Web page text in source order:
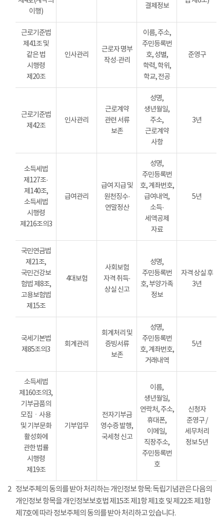
이행)
결제정보
근로기준법
제41조 및
같은 법
시행령
제20조
인사관리
근로자 명부
작성·관리
이름, 주소,
주민등록번
호, 성별,
학력, 학위,
학교, 전공
준영구
근로기준법
제42조
인사관리
근로계약
관련 서류
보존
성명,
생년월일,
주소,
근로계약
사항
3년
소득세법
제127조·
제140조,
소득세법
시행령
제216조의3
급여관리
급여 지급 및
원천징수·
연말정산
성명,
주민등록번
호, 계좌번호,
급여내역,
소득·
세액공제
자료
5년
국민연금법
제21조,
국민건강보
험법 제8조,
고용보험법
제15조
4대보험
사회보험
자격 취득·
상실 신고
성명,
주민등록번
호, 부양가족
정보
자격 상실 후
3년
국세기본법
제85조의3
회계관리
회계처리 및
증빙서류
보존
성명,
주민등록번
호, 계좌번호,
거래내역
5년
소득세법
제160조의3,
기부금품의
모집ㆍ사용
및 기부문화
활성화에
관한 법률
시행령
제19조
기부업무
전자기부금
영수증 발행,
국세청 신고
이름,
생년월일,
연락처, 주소,
휴대폰,
이메일,
직장주소,
주민등록번
호
신청자
준영구 /
세무처리
정보 5년
2 정보주체의 동의를 받아 처리하는 개인정보 항목: 독립기념관은 다음의
개인정보 항목을 개인정보보호법 제15조 제1항 제1호 및 제22조 제1항
제7호에 따라 정보주체의 동의를 받아 처리하고 있습니다.